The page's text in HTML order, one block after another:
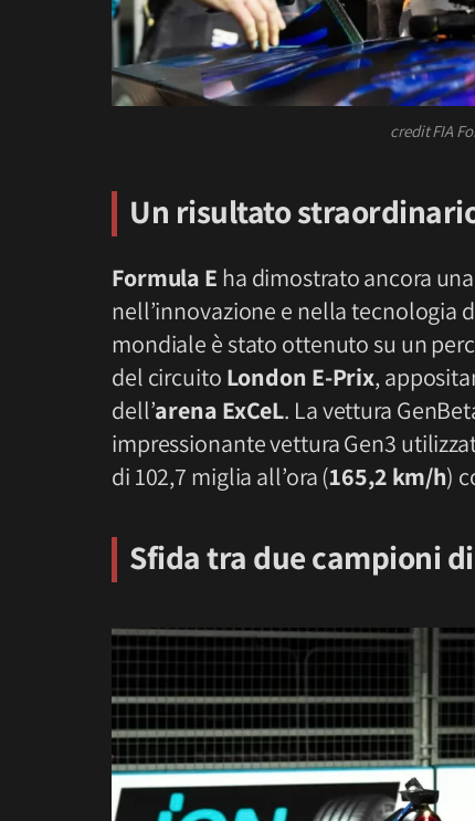
credit FIA
Un risultato
Formula E ha dimostrato ancora
nell’innovazione e nella tecnologia
mondiale è stato ottenuto su un
del circuito London E-Prix,
dell’arena ExCeL. La vettura
impressionante vettura Gen3
di 102,7 miglia all’ora (165,2 km/h)
Sfida tra due campioni